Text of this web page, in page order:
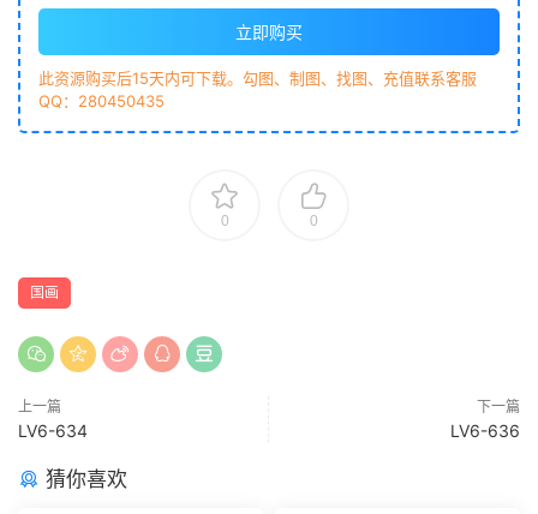
立即购买
此资源购买后15天内可下载。勾图、制图、找图、充值联系客服
QQ：280450435
0 0
国画
上一篇
LV6-634
下一篇
LV6-636
猜你喜欢